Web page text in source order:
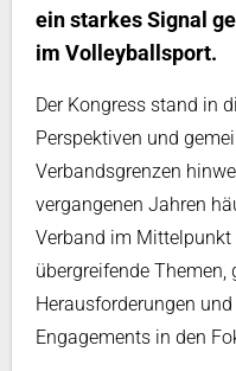
ein starkes Signal
im Volleyballsport.
Der Kongress stand in
Perspektiven und
Verbandsgrenzen
vergangenen Jahren
Verband im
übergreifende Themen,
Herausforderungen
Engagements in den